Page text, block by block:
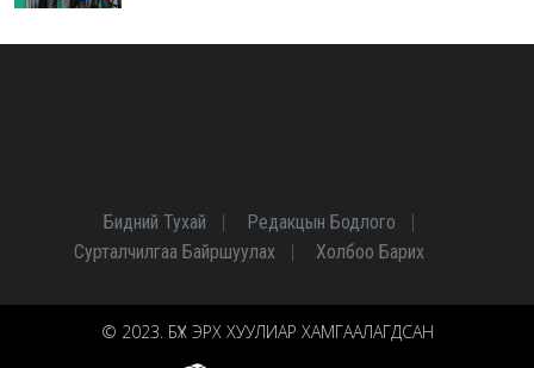
Бидний Тухай
Редакцын Бодлого
Сурталчилгаа Байршуулах
Холбоо Барих
© 2023. БҮХ ЭРХ ХУУЛИАР ХАМГААЛАГДСАН